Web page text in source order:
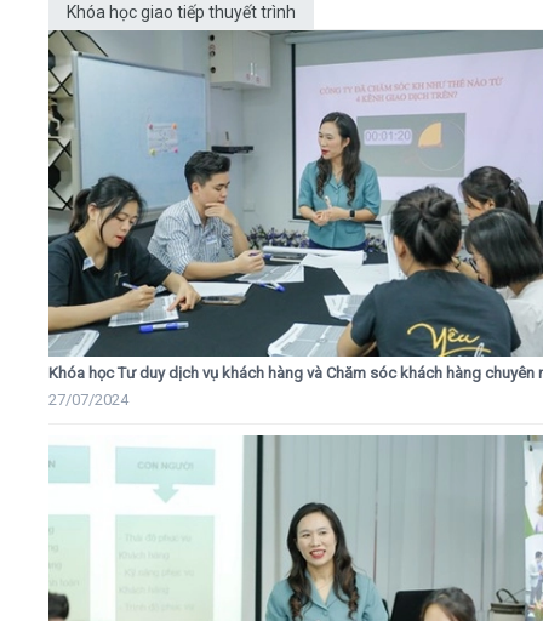
Khóa học giao tiếp thuyết trình
Khóa học Tư duy dịch vụ khách hàng và Chăm sóc khách hàng chuyên
27/07/2024